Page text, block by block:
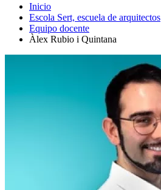
Inicio
Escola Sert, escuela de arquitectos
Equipo docente
Àlex Rubio i Quintana